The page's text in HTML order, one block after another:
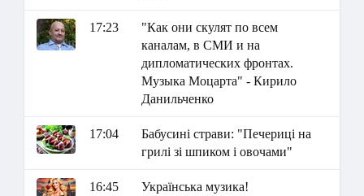
17:23
"Как они скулят по всем
каналам, в СМИ и на
дипломатических фронтах.
Музыка Моцарта" - Кирило
Данильченко
17:04
Бабусині страви: "Печериці на
грилі зі шпиком і овочами"
16:45 Українська музика!